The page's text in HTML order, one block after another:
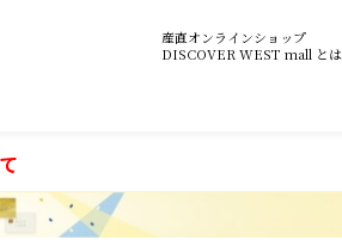
産直オンラインショップ
DISCOVER WEST mall とは